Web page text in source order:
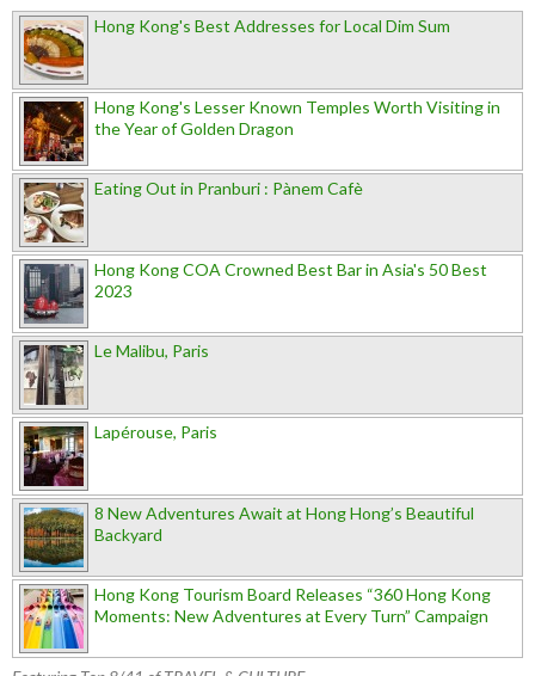
Hong Kong's Best Addresses for Local Dim Sum
Hong Kong's Lesser Known Temples Worth Visiting in
the Year of Golden Dragon
Eating Out in Pranburi : Pànem Cafè
Hong Kong COA Crowned Best Bar in Asia's 50 Best
2023
Le Malibu, Paris
Lapérouse, Paris
8 New Adventures Await at Hong Hong’s Beautiful
Backyard
Hong Kong Tourism Board Releases “360 Hong Kong
Moments: New Adventures at Every Turn” Campaign